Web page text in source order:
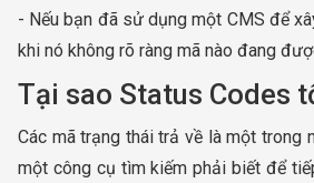
- Nếu bạn đã sử dụng một CMS để
khi nó không rõ ràng mã nào đang
Tại sao Status Codes
Các mã trạng thái trả về là một trong
một công cụ tìm kiếm phải biết để